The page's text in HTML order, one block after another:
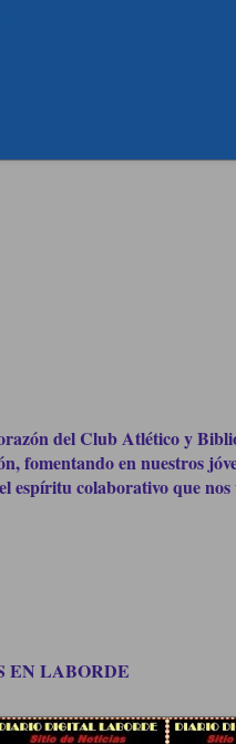
del Club Atlético y
fomentando en nuestros
espíritu colaborativo que nos
EN LABORDE